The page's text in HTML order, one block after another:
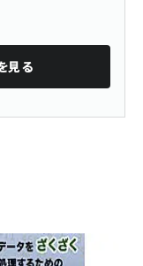
見る